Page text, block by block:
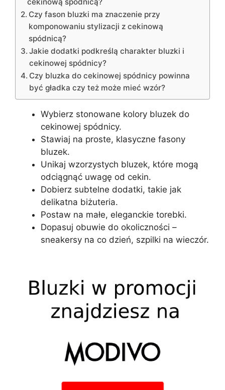
Czy fason bluzki ma znaczenie przy
komponowaniu stylizacji z cekinową
spódnicą?
Jakie dodatki podkreślą charakter bluzki i
cekinowej spódnicy?
Czy bluzka do cekinowej spódnicy powinna
być gładka czy też może mieć wzór?
Wybierz stonowane kolory bluzek do
cekinowej spódnicy.
Stawiaj na proste, klasyczne fasony
bluzek.
Unikaj wzorzystych bluzek, które mogą
odciągnąć uwagę od cekin.
Dobierz subtelne dodatki, takie jak
delikatna biżuteria.
Postaw na małe, eleganckie torebki.
Dopasuj obuwie do okoliczności –
sneakersy na co dzień, szpilki na wieczór.